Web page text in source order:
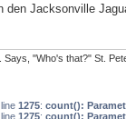
den Jacksonville
"Who's that?" St.
1275: count():
1275: count():